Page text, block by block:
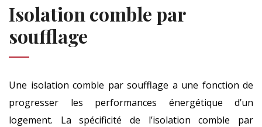
Isolation comble par
soufflage
Une isolation comble par soufflage a une fonction de
progresser les performances énergétique d’un
logement. La spécificité de l’isolation comble par